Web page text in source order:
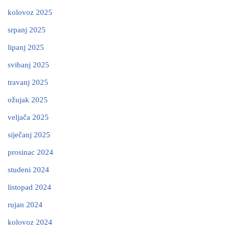
kolovoz 2025
srpanj 2025
lipanj 2025
svibanj 2025
travanj 2025
ožujak 2025
veljača 2025
siječanj 2025
prosinac 2024
studeni 2024
listopad 2024
rujan 2024
kolovoz 2024